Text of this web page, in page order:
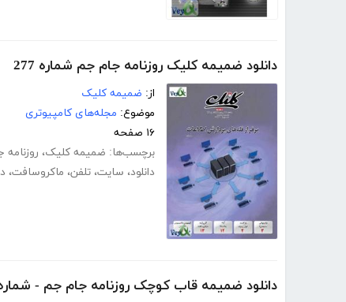
دانلود ضمیمه کلیک روزنامه جام جم شماره 277
از: ضمیمه کلیک
موضوع: مجله‌های کامپیوتری
۱۶ صفحه
برچسب‌ها: ضمیمه کلیک،
دانلود، سایت، تلفن، ماکروسافت،
دانلود ضمیمه قاب کوچک روزنامه جام جم - شماره